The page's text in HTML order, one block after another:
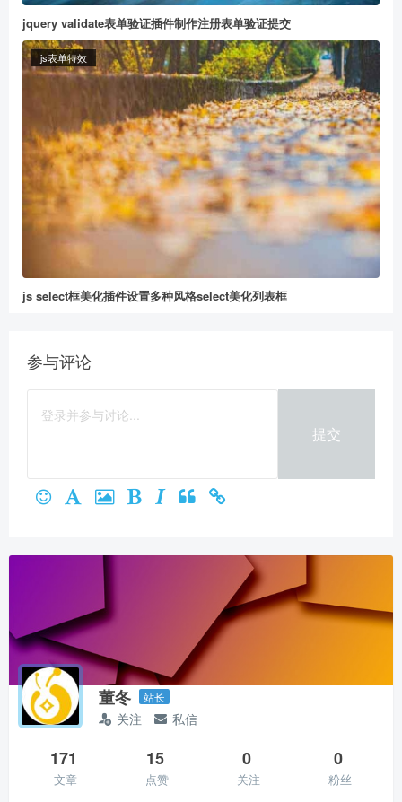
给董冬打赏
2元 5元 10元
20元 50元 自定义
微信支付
jquery validate表单验证插件制作注册表单验证提交
js表单特效
js select框美化插件设置多种风格select美化列表框
参与评论
提交
董冬 站长
关注 私信
171
文章
15
点赞
0
关注
0
粉丝